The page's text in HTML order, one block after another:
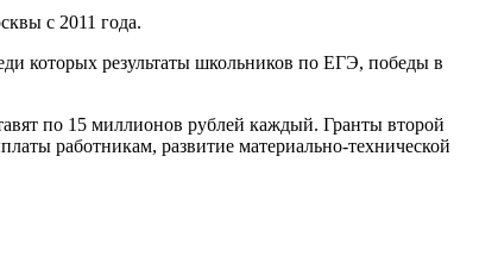
с 2011 года.
которых результаты школьников по ЕГЭ, победы в
по 15 миллионов рублей каждый. Гранты второй
работникам, развитие материально-технической